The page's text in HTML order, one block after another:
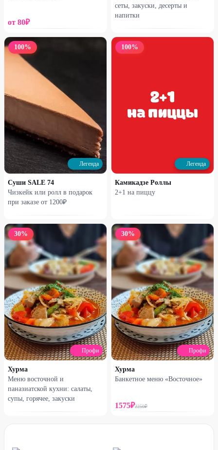
от 80₽
сеты, закуски, десерты и
напитки
100%
Легенда
Суши SALE 74
Чизкейк или ролл в подарок
при заказе от 1200₽
100%
Легенда
Камикадзе Роллы
2+1 на пиццу
30%
Профи
Хурма
Меню восточной и
паназиатской кухни: салаты,
супы, горячее, закуски
30%
Профи
Хурма
Банкетное меню «Восточное»
1575₽2250₽